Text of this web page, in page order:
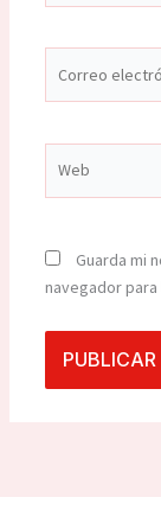
electrónico*
Guarda mi
navegador